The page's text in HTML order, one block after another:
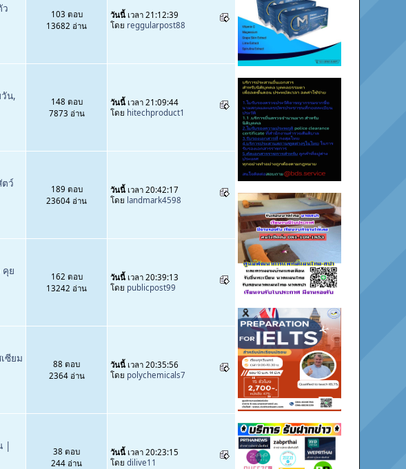
ว
103 ตอบ
13682 อ่าน
วันนี้ เวลา 21:12:39
โดย reggularpost88
น,
148 ตอบ
7873 อ่าน
วันนี้ เวลา 21:09:44
โดย hitechproduct1
ตว์
189 ตอบ
23604 อ่าน
วันนี้ เวลา 20:42:17
โดย landmark4598
คุย
162 ตอบ
13242 อ่าน
วันนี้ เวลา 20:39:13
โดย publicpost99
ซียม
88 ตอบ
2364 อ่าน
วันนี้ เวลา 20:35:56
โดย polychemicals7
|
38 ตอบ
244 อ่าน
วันนี้ เวลา 20:23:15
โดยdilive11